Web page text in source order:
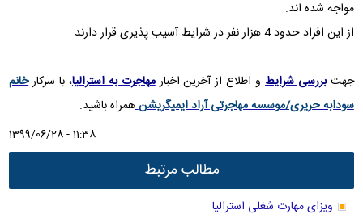
مواجه شده اند.
از این افراد حدود 4 هزار نفر در شرایط آسیب پذیری قرار دارند.
جهت بررسی شرایطو اطلاع از آخرین اخبار مهاجرت به استرالیا، با سرکارخانم
سودابه حریری/موسسه مهاجرتی آراد ایمیگریشنهمراه باشید.
1399/06/28 - 11:38
مطالب مرتبط
ویزای مهارت شغلی استرالیا